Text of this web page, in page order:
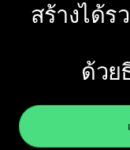
สร้างได้ร
ด้วย